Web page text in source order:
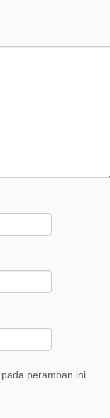
peramban ini